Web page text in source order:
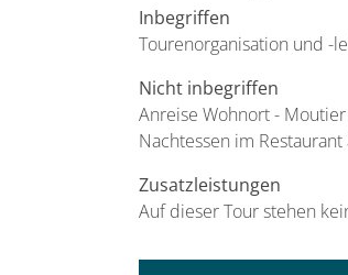
Inbegriffen
Tourenorganisation und -
Nicht inbegriffen
Anreise Wohnort -
Nachtessen im
Zusatzleistungen
Auf dieser Tour stehen